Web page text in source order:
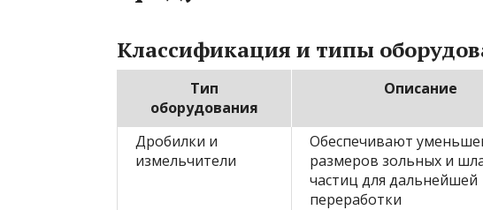
Классификация и типы
Тип
оборудования
Описание
Дробилки и
измельчители
Обеспечивают
размеров зольных и
частиц для дальнейшей
переработки